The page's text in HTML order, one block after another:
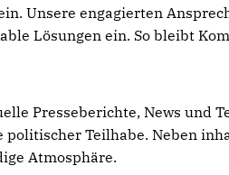
Unsere engagierten
Lösungen ein. So bleibt
Presseberichte, News und
Teilhabe. Neben
Atmosphäre.